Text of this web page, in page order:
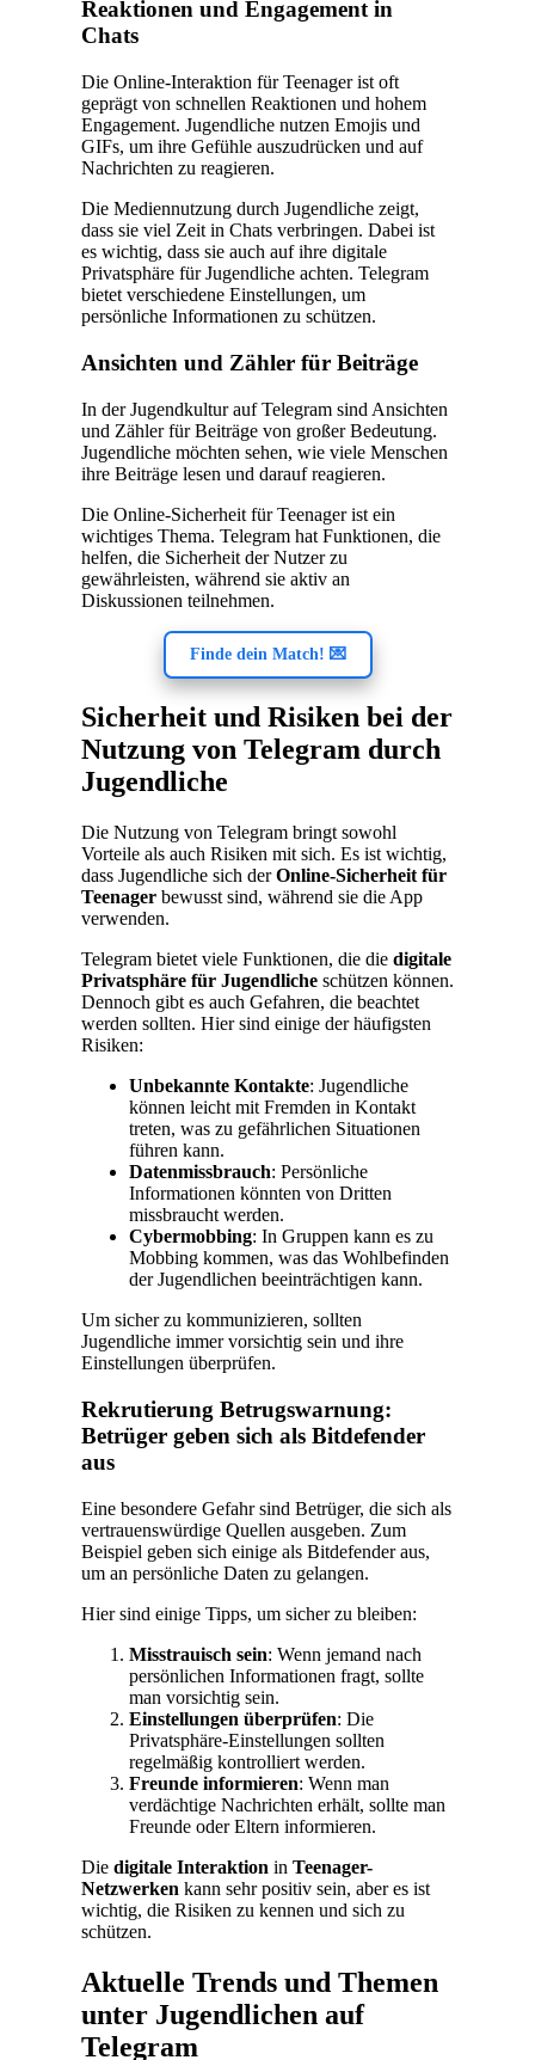
Reaktionen und Engagement in
Chats
Die Online-Interaktion für Teenager ist oft
geprägt von schnellen Reaktionen und hohem
Engagement. Jugendliche nutzen Emojis und
GIFs, um ihre Gefühle auszudrücken und auf
Nachrichten zu reagieren.
Die Mediennutzung durch Jugendliche zeigt,
dass sie viel Zeit in Chats verbringen. Dabei ist
es wichtig, dass sie auch auf ihre digitale
Privatsphäre für Jugendliche achten. Telegram
bietet verschiedene Einstellungen, um
persönliche Informationen zu schützen.
Ansichten und Zähler für Beiträge
In der Jugendkultur auf Telegram sind Ansichten
und Zähler für Beiträge von großer Bedeutung.
Jugendliche möchten sehen, wie viele Menschen
ihre Beiträge lesen und darauf reagieren.
Die Online-Sicherheit für Teenager ist ein
wichtiges Thema. Telegram hat Funktionen, die
helfen, die Sicherheit der Nutzer zu
gewährleisten, während sie aktiv an
Diskussionen teilnehmen.
Finde dein Match! 💌
Sicherheit und Risiken bei der
Nutzung von Telegram durch
Jugendliche
Die Nutzung von Telegram bringt sowohl
Vorteile als auch Risiken mit sich. Es ist wichtig,
dass Jugendliche sich derOnline-Sicherheit für
Teenager bewusst sind, während sie die App
verwenden.
Telegram bietet viele Funktionen, die die digitale
Privatsphäre für Jugendliche schützen können.
Dennoch gibt es auch Gefahren, die beachtet
werden sollten. Hier sind einige der häufigsten
Risiken:
Unbekannte Kontakte: Jugendliche
können leicht mit Fremden in Kontakt
treten, was zu gefährlichen Situationen
führen kann.
Datenmissbrauch: Persönliche
Informationen könnten von Dritten
missbraucht werden.
Cybermobbing: In Gruppen kann es zu
Mobbing kommen, was das Wohlbefinden
der Jugendlichen beeinträchtigen kann.
Um sicher zu kommunizieren, sollten
Jugendliche immer vorsichtig sein und ihre
Einstellungen überprüfen.
Rekrutierung Betrugswarnung:
Betrüger geben sich als Bitdefender
aus
Eine besondere Gefahr sind Betrüger, die sich als
vertrauenswürdige Quellen ausgeben. Zum
Beispiel geben sich einige als Bitdefender aus,
um an persönliche Daten zu gelangen.
Hier sind einige Tipps, um sicher zu bleiben:
Misstrauisch sein: Wenn jemand nach
persönlichen Informationen fragt, sollte
man vorsichtig sein.
Einstellungen überprüfen: Die
Privatsphäre-Einstellungen sollten
regelmäßig kontrolliert werden.
Freunde informieren: Wenn man
verdächtige Nachrichten erhält, sollte man
Freunde oder Eltern informieren.
Die digitale Interaktion in Teenager-
Netzwerken kann sehr positiv sein, aber es ist
wichtig, die Risiken zu kennen und sich zu
schützen.
Aktuelle Trends und Themen
unter Jugendlichen auf
Telegram